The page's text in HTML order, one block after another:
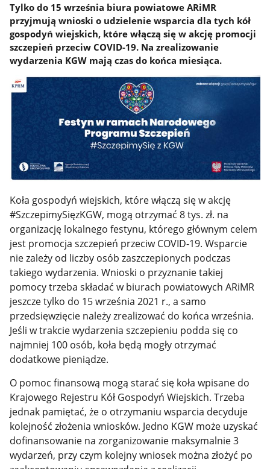
Tylko do 15 września biura powiatowe ARiMR
przyjmują wnioski o udzielenie wsparcia dla tych kół
gospodyń wiejskich, które włączą się w akcję promocji
szczepień przeciw COVID-19. Na zrealizowanie
wydarzenia KGW mają czas do końca miesiąca.
Koła gospodyń wiejskich, które włączą się w akcję
#SzczepimySięzKGW, mogą otrzymać 8 tys. zł. na
organizację lokalnego festynu, którego głównym celem
jest promocja szczepień przeciw COVID-19. Wsparcie
nie zależy od liczby osób zaszczepionych podczas
takiego wydarzenia. Wnioski o przyznanie takiej
pomocy trzeba składać w biurach powiatowych ARiMR
jeszcze tylko do 15 września 2021 r., a samo
przedsięwzięcie należy zrealizować do końca września.
Jeśli w trakcie wydarzenia szczepieniu podda się co
najmniej 100 osób, koła będą mogły otrzymać
dodatkowe pieniądze.
O pomoc finansową mogą starać się koła wpisane do
Krajowego Rejestru Kół Gospodyń Wiejskich. Trzeba
jednak pamiętać, że o otrzymaniu wsparcia decyduje
kolejność złożenia wniosków. Jedno KGW może uzyskać
dofinansowanie na zorganizowanie maksymalnie 3
wydarzeń, przy czym kolejny wniosek można złożyć po